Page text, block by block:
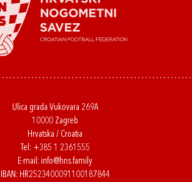
Ulica grada Vukovara 269A
10000 Zagreb
Hrvatska / Croatia
Tel: +385 1 2361555
E-mail: info@hns.family
IBAN: HR2523400091100187844